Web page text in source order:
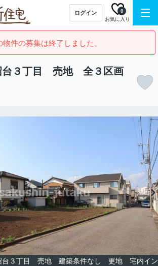
ログイン
お気に入り
0
物件の募集は終了しました。
台３丁目 売地 全３区画
沼台３丁目 売地 建築条件なし 更地 宅内イン